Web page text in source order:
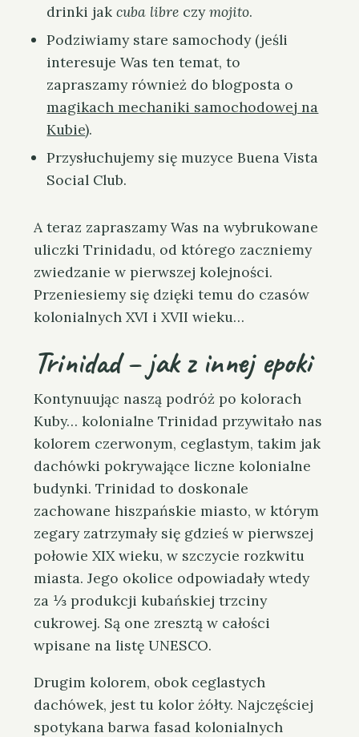
drinki jak cuba libre czymojito.
Podziwiamy stare samochody (jeśli
interesuje Was ten temat, to
zapraszamy również do blogposta o
magikach mechaniki samochodowej na
Kubie).
Przysłuchujemy się muzyce Buena Vista
Social Club.
A teraz zapraszamy Was na wybrukowane
uliczki Trinidadu, od którego zaczniemy
zwiedzanie w pierwszej kolejności.
Przeniesiemy się dzięki temu do czasów
kolonialnych XVI i XVII wieku…
Trinidad – jak z innej epoki
Kontynuując naszą podróż po kolorach
Kuby… kolonialne Trinidad przywitało nas
kolorem czerwonym, ceglastym, takim jak
dachówki pokrywające liczne kolonialne
budynki. Trinidad to doskonale
zachowane hiszpańskie miasto, w którym
zegary zatrzymały się gdzieś w pierwszej
połowie XIX wieku, w szczycie rozkwitu
miasta. Jego okolice odpowiadały wtedy
za ⅓ produkcji kubańskiej trzciny
cukrowej. Są one zresztą w całości
wpisane na listę UNESCO.
Drugim kolorem, obok ceglastych
dachówek, jest tu kolor żółty. Najczęściej
spotykana barwa fasad kolonialnych